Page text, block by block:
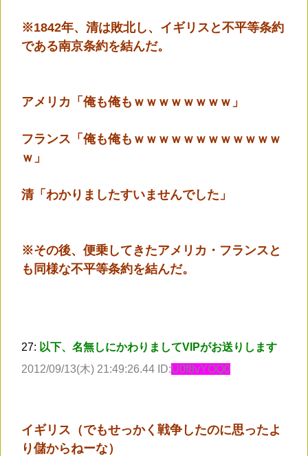
※1842年、清は敗北し、イギリスと不平等条約
である南京条約を結んだ。
アメリカ「俺も俺もｗｗｗｗｗｗｗｗ」
フランス「俺も俺もｗｗｗｗｗｗｗｗｗｗｗｗ
ｗ」
清「わかりましたすいませんでした」
※その後、便乗してきたアメリカ・フランスと
も同様な不平等条約を結んだ。
27: 以下、名無しにかわりましてVIPがお送りします
2012/09/13(木) 21:49:26.44 ID:U0f8vYOQ0
イギリス（でもせっかく戦争したのに思ったよ
り儲からねーな）